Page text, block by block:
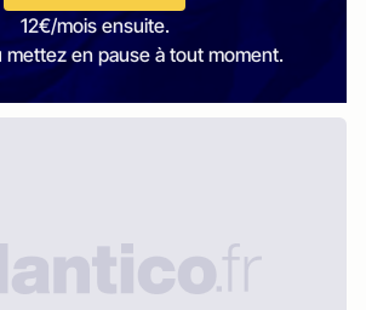
12€/mois ensuite.
mettez en pause à tout moment.